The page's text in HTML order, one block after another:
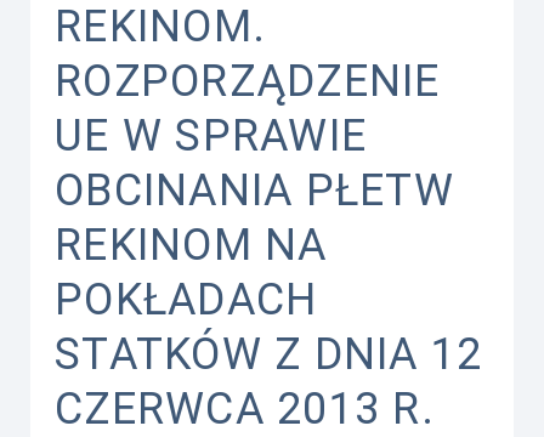
REKINOM.
ROZPORZĄDZENIE
UE W SPRAWIE
OBCINANIA PŁETW
REKINOM NA
POKŁADACH
STATKÓW Z DNIA 12
CZERWCA 2013 R.